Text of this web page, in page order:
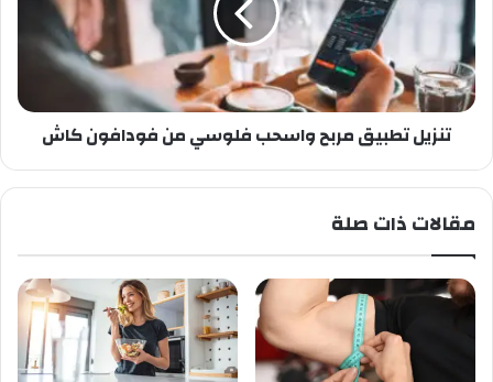
تنزيل تطبيق مربح واسحب فلوسي من فودافون كاش
مقالات ذات صلة